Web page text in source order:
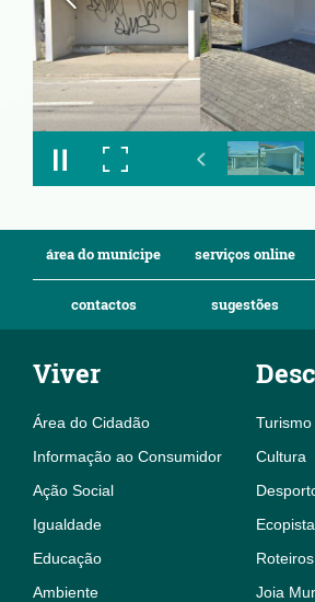
área do munícipe serviços online
contactos sugestões
Viver
Área do Cidadão
Informação ao Consumidor
Ação Social
Igualdade
Educação
Ambiente
Turismo
Cultura
Roteiros
Joia